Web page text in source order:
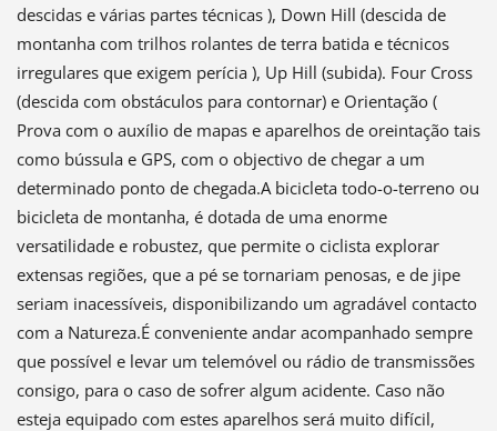
descidas e várias partes técnicas ), Down Hill (descida de
montanha com trilhos rolantes de terra batida e técnicos
irregulares que exigem perícia ), Up Hill (subida). Four Cross
(descida com obstáculos para contornar) e Orientação (
Prova com o auxílio de mapas e aparelhos de oreintação tais
como bússula e GPS, com o objectivo de chegar a um
determinado ponto de chegada.A bicicleta todo-o-terreno ou
bicicleta de montanha, é dotada de uma enorme
versatilidade e robustez, que permite o ciclista explorar
extensas regiões, que a pé se tornariam penosas, e de jipe
seriam inacessíveis, disponibilizando um agradável contacto
com a Natureza.É conveniente andar acompanhado sempre
que possível e levar um telemóvel ou rádio de transmissões
consigo, para o caso de sofrer algum acidente. Caso não
esteja equipado com estes aparelhos será muito difícil,